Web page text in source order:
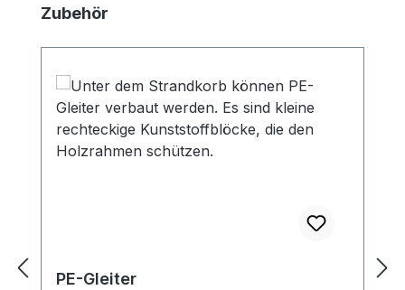
Produktgalerie überspringen
Zubehör
PE-Gleiter